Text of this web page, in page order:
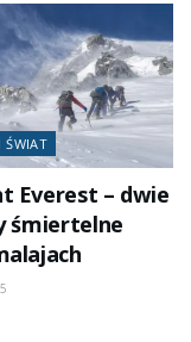
ŚWIAT
Everest – dwie
śmiertelne